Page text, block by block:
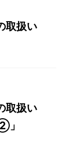
取扱い
取扱い
」